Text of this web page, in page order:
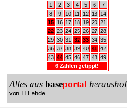
1
2 3 4 5 6
7
8
9 10 11 12 13
14
15
16 17 18 19 20 21
22 23 24 25 26 27 28
29 30 31 32 33 34 35
36 37 38 39 40 41 42
43 44 45 46 47 48 49
6 Zahlen getippt!
Alles aus baseportal
von H.Fehde